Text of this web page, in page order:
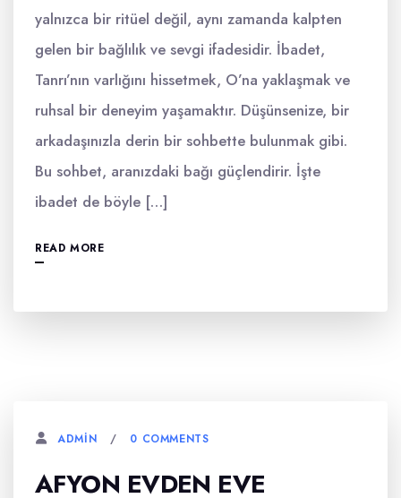
yalnızca bir ritüel değil, aynı zamanda kalpten
gelen bir bağlılık ve sevgi ifadesidir. İbadet,
Tanrı’nın varlığını hissetmek, O’na yaklaşmak ve
ruhsal bir deneyim yaşamaktır. Düşünsenize, bir
arkadaşınızla derin bir sohbette bulunmak gibi.
Bu sohbet, aranızdaki bağı güçlendirir. İşte
ibadet de böyle […]
READ MORE
ADMIN 0 COMMENTS
AFYON EVDEN EVE